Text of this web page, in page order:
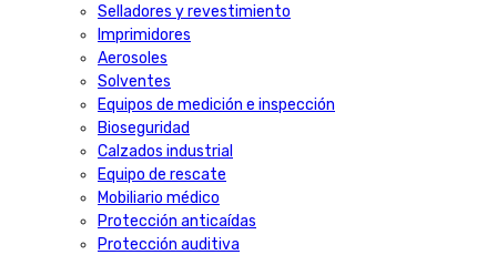
Selladores y revestimiento
Imprimidores
Aerosoles
Solventes
Equipos de medición e inspección
Bioseguridad
Calzados industrial
Equipo de rescate
Mobiliario médico
Protección anticaídas
Protección auditiva